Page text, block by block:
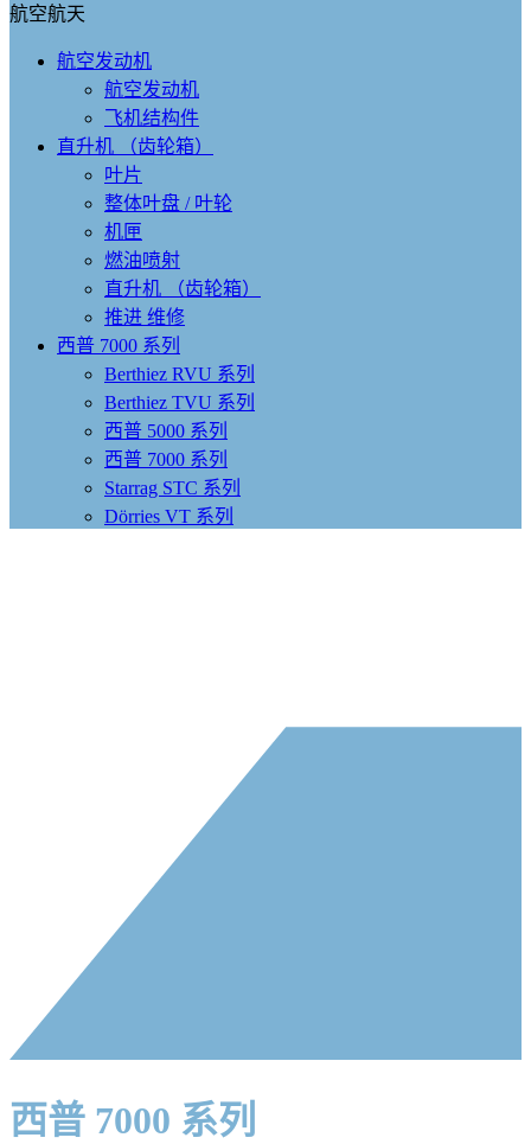
航空航天
航空发动机
航空发动机
飞机结构件
直升机 （齿轮箱）
叶片
整体叶盘 / 叶轮
机匣
燃油喷射
直升机 （齿轮箱）
推进 维修
西普 7000 系列
Berthiez RVU 系列
Berthiez TVU 系列
西普 5000 系列
西普 7000 系列
Starrag STC 系列
Dörries VT 系列
西普 7000 系列